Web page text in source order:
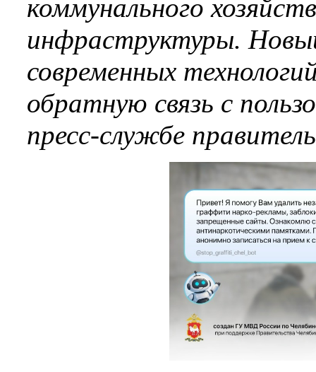
коммунального
инфраструктуры.
современных
обратную связь с
пресс-службе